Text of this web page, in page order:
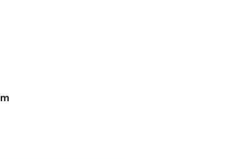
đá đen obsidian số lượng